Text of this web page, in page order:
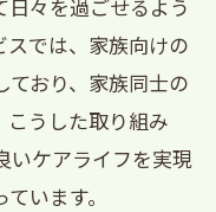
々を過ごせるよう
スでは、家族向けの
ており、家族同士の
こうした取り組み
いケアライフを実現
います。